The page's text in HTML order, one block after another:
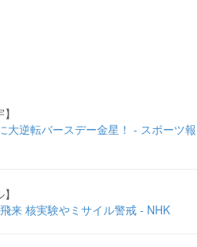
大逆転バースデー金星！ - スポーツ報
来 核実験やミサイル警戒 - NHK